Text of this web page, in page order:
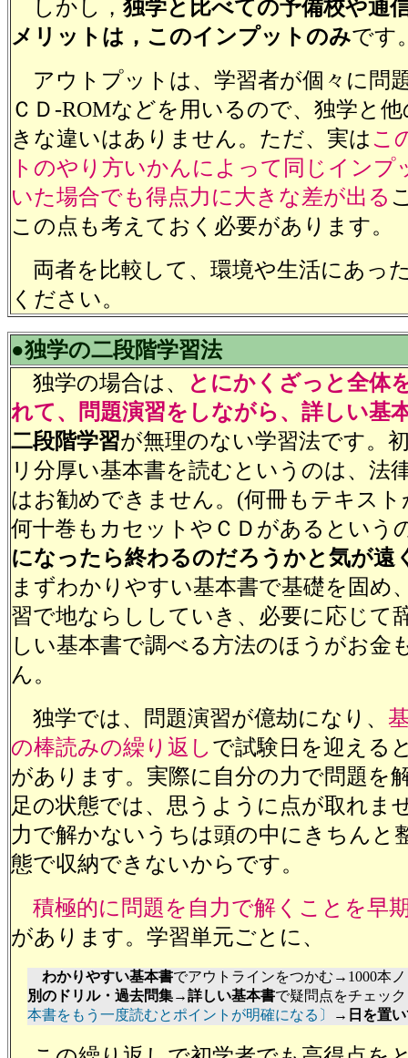
しかし， 独学と比べての予備校や通
メリットは，このインプットのみです
アウトプットは、学習者が個々に問
ＣＤ-ROMなどを用いるので、独学と
きな違いはありません。ただ、実はこ
トのやり方いかんによって同じインプ
いた場合でも得点力に大きな差が出る
この点も考えておく必要があります。
両者を比較して、環境や生活にあっ
ください。
●独学の二段階学習法
独学の場合は、
とにかくざっと全体
れて、問題演習をしながら、詳しい基
二段階学習が無理のない学習法です。
リ分厚い基本書を読むというのは、法
はお勧めできません。(何冊もテキス
何十巻もカセットやＣＤがあるという
になったら終わるのだろうかと気が遠
まずわかりやすい基本書で基礎を固め
習で地ならししていき、必要に応じて
しい基本書で調べる方法のほうがお金
ん。
独学では、問題演習が億劫になり、
の棒読みの繰り返し で試験日を迎える
があります。実際に自分の力で問題を
足の状態では、思うように点が取れま
力で解かないうちは頭の中にきちんと
態で収納できないからです。
積極的に問題を自力で解くことを早
があります。学習単元ごとに、
わかりやすい基本書でアウトラインをつかむ→1000本
別のドリル・過去問集→詳しい基本書で疑問点をチェック
本書をもう一度読むとポイントが明確になる〕
→ 日を置